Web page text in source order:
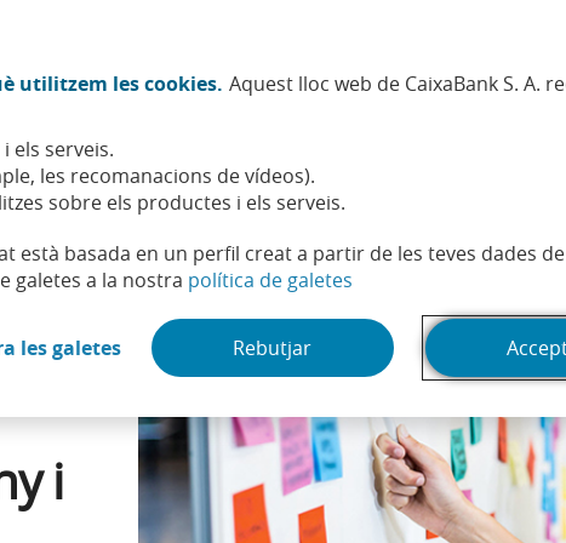
utilitzem les cookies. Aquest lloc web de CaixaBank S. A.
els serveis.
les recomanacions de vídeos).
sobre els productes i els serveis.
està basada en un perfil creat a partir de les teves dades
galetes a la nostra política de galetes
les galetes(Obre en finestra nova)
Rebutjar
Accionistes i inversors
un nou model de disseny i innovació
i